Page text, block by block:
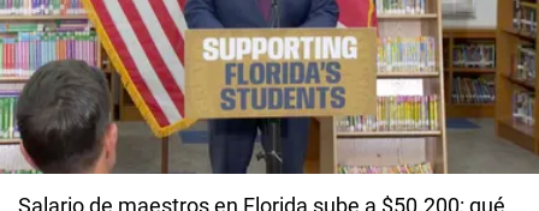
Salario de maestros en Florida sube a $50.200: qué